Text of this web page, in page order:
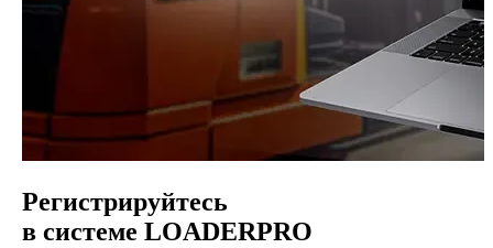
Регистрируйтесь
в системе LOADERPRO